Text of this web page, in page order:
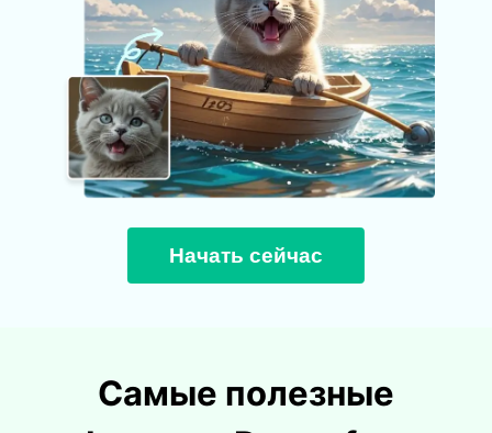
Начать сейчас
Самые полезные